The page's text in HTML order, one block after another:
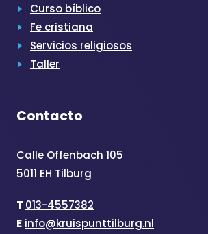
Curso bíblico
Fe cristiana
Servicios religiosos
Taller
Contacto
Calle Offenbach 105
5011 EH Tilburg
T 013-4557382
E info@kruispunttilburg.nl